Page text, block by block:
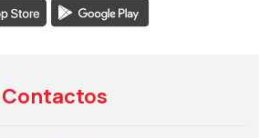
Contactos